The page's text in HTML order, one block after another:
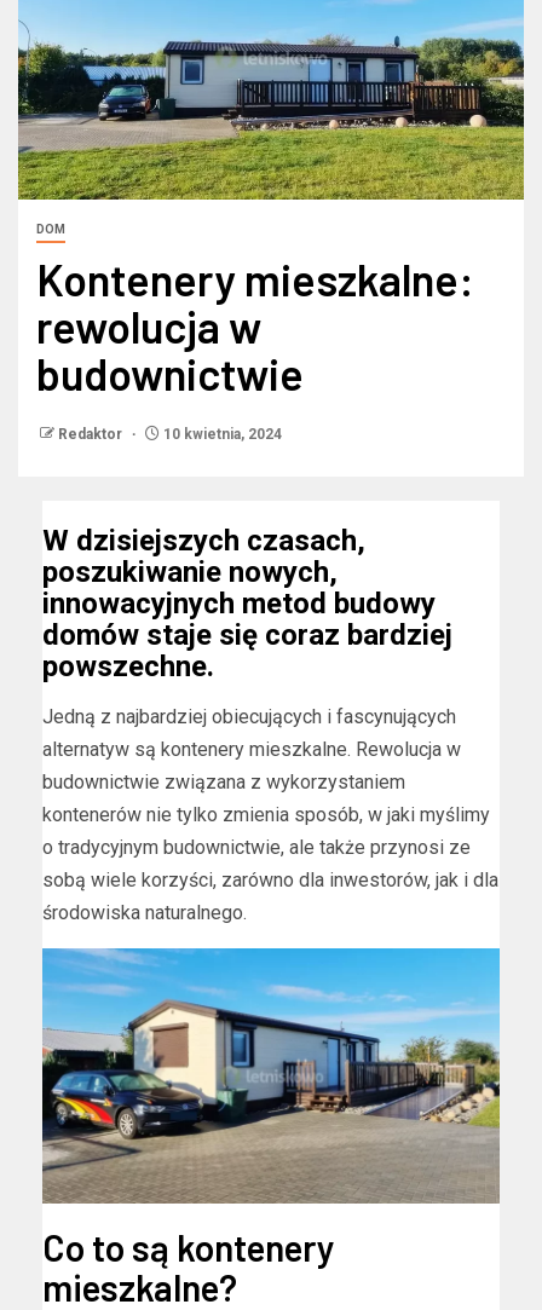
DOM
Kontenery mieszkalne:
rewolucja w
budownictwie
Redaktor 10 kwietnia, 2024
W dzisiejszych czasach,
poszukiwanie nowych,
innowacyjnych metod budowy
domów staje się coraz bardziej
powszechne.
Jedną z najbardziej obiecujących i fascynujących
alternatyw są kontenery mieszkalne. Rewolucja w
budownictwie związana z wykorzystaniem
kontenerów nie tylko zmienia sposób, w jaki myślimy
o tradycyjnym budownictwie, ale także przynosi ze
sobą wiele korzyści, zarówno dla inwestorów, jak i dla
środowiska naturalnego.
Co to są kontenery
mieszkalne?